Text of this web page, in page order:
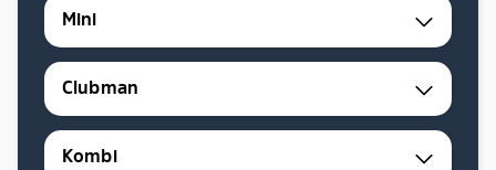
Mini
Clubman
Kombi